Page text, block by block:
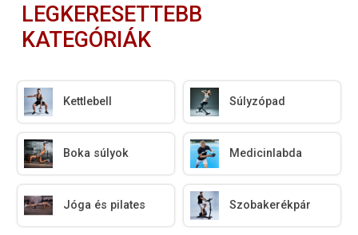
LEGKERESETTEBB
KATEGÓRIÁK
Kettlebell Súlyzópad
Boka súlyok Medicinlabda
Jóga és pilates Szobakerékpár